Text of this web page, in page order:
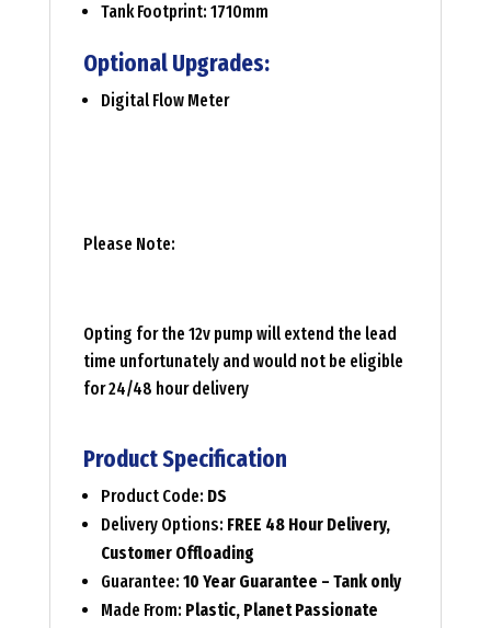
Tank Footprint: 1710mm
Optional Upgrades:
Digital Flow Meter
Please Note:
Opting for the 12v pump will extend the lead
time unfortunately and would not be eligible
for 24/48 hour delivery
Product Specification
Product Code: DS
Delivery Options: FREE 48 Hour Delivery,
Customer Offloading
Guarantee: 10 Year Guarantee – Tank only
Made From: Plastic, Planet Passionate